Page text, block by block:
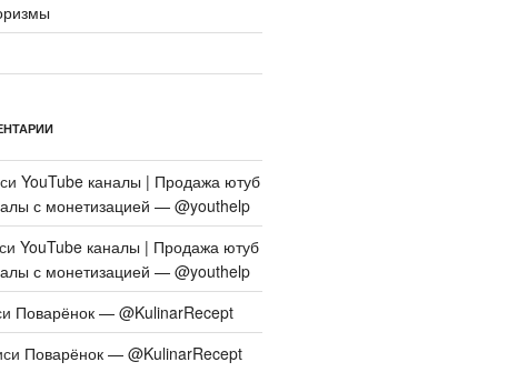
YouTube каналы | Продажа ютуб
с монетизацией — @youthelp
YouTube каналы | Продажа ютуб
с монетизацией — @youthelp
Поварёнок — @KulinarRecept
Поварёнок — @KulinarRecept